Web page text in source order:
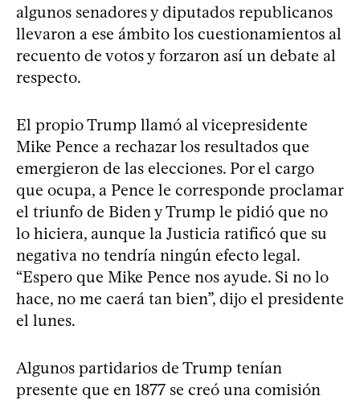
algunos senadores y diputados republicanos
llevaron a ese ámbito los cuestionamientos al
recuento de votos y forzaron así un debate al
respecto.
El propio Trump llamó al vicepresidente
Mike Pence a rechazar los resultados que
emergieron de las elecciones. Por el cargo
que ocupa, a Pence le corresponde proclamar
el triunfo de Biden y Trump le pidió que no
lo hiciera, aunque la Justicia ratificó que su
negativa no tendría ningún efecto legal.
“Espero que Mike Pence nos ayude. Si no lo
hace, no me caerá tan bien”, dijo el presidente
el lunes.
Algunos partidarios de Trump tenían
presente que en 1877 se creó una comisión